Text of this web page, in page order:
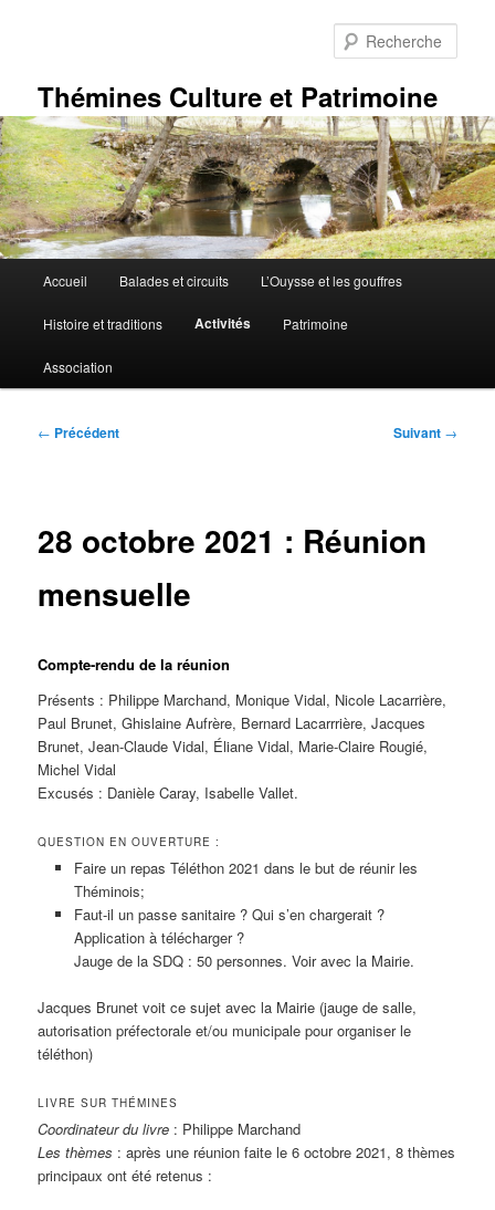
Thémines Culture et Patrimoine
principal
Accueil Balades et circuits L’Ouysse et les gouffres
Histoire et traditions Activités Patrimoine
Association
Navigation
← Précédent Suivant →
28 octobre 2021 : Réunion
mensuelle
Compte-rendu de la réunion
Présents : Philippe Marchand, Monique Vidal, Nicole Lacarrière,
Paul Brunet, Ghislaine Aufrère, Bernard Lacarrrière, Jacques
Brunet, Jean-Claude Vidal, Éliane Vidal, Marie-Claire Rougié,
Michel Vidal
Excusés : Danièle Caray, Isabelle Vallet.
QUESTION EN OUVERTURE :
Faire un repas Téléthon 2021 dans le but de réunir les
Théminois;
Faut-il un passe sanitaire ? Qui s’en chargerait ?
Application à télécharger ?
Jauge de la SDQ : 50 personnes. Voir avec la Mairie.
Jacques Brunet voit ce sujet avec la Mairie (jauge de salle,
autorisation préfectorale et/ou municipale pour organiser le
téléthon)
LIVRE SUR THÉMINES
Coordinateur du livre : Philippe Marchand
Les thèmes : après une réunion faite le 6 octobre 2021, 8 thèmes
principaux ont été retenus :